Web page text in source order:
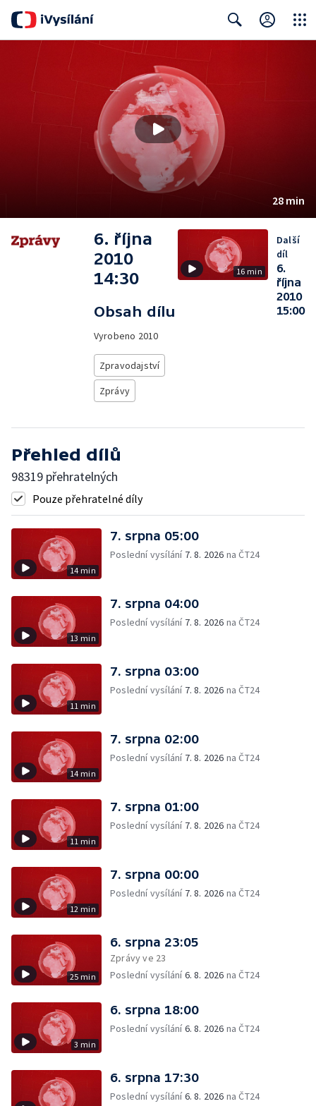
28 min
6. října
2010
14:30
Obsah dílu
Vyrobeno 2010
Zpravodajství
Zprávy
16 min
Další
díl
6.
října
2010
15:00
Přehled dílů
98319 přehratelných
Pouze přehratelné díly
14 min
7. srpna 05:00
Poslední vysílání 7. 8. 2026 na ČT24
13 min
7. srpna 04:00
Poslední vysílání 7. 8. 2026 na ČT24
11 min
7. srpna 03:00
Poslední vysílání 7. 8. 2026 na ČT24
14 min
7. srpna 02:00
Poslední vysílání 7. 8. 2026 na ČT24
11 min
7. srpna 01:00
Poslední vysílání 7. 8. 2026 na ČT24
12 min
7. srpna 00:00
Poslední vysílání 7. 8. 2026 na ČT24
25 min
6. srpna 23:05
Zprávy ve 23
Poslední vysílání6. 8. 2026 na ČT24
3 min
6. srpna 18:00
Poslední vysílání6. 8. 2026 na ČT24
6. srpna 17:30
Poslední vysílání6. 8. 2026 na ČT24